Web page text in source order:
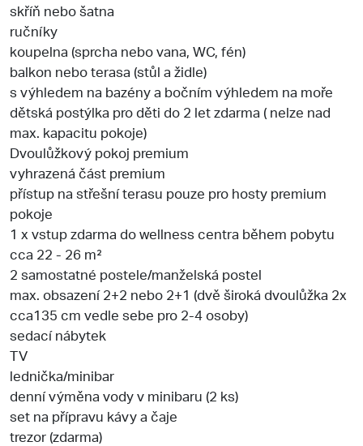
skříň nebo šatna
ručníky
koupelna (sprcha nebo vana, WC, fén)
balkon nebo terasa (stůl a židle)
s výhledem na bazény a bočním výhledem na moře
dětská postýlka pro děti do 2 let zdarma ( nelze nad
max. kapacitu pokoje)
Dvoulůžkový pokoj premium
vyhrazená část premium
přístup na střešní terasu pouze pro hosty premium
pokoje
1 x vstup zdarma do wellness centra během pobytu
cca 22 - 26 m²
2 samostatné postele/manželská postel
max. obsazení 2+2 nebo 2+1 (dvě široká dvoulůžka 2x
cca135 cm vedle sebe pro 2-4 osoby)
sedací nábytek
TV
lednička/minibar
denní výměna vody v minibaru (2 ks)
set na přípravu kávy a čaje
trezor (zdarma)